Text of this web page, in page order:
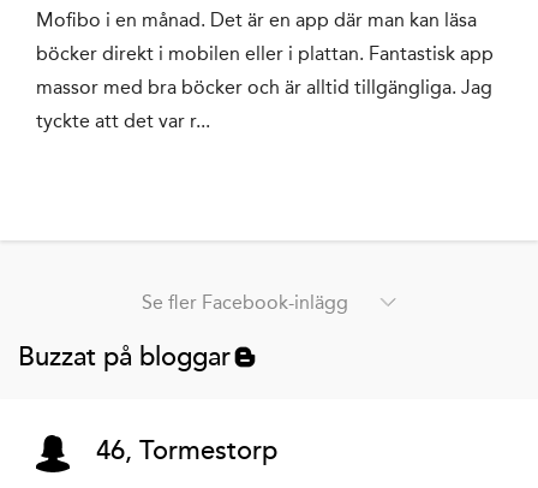
Mofibo i en månad. Det är en app där man kan läsa
böcker direkt i mobilen eller i plattan. Fantastisk app
massor med bra böcker och är alltid tillgängliga. Jag
tyckte att det var r...
Se fler Facebook-inlägg
Buzzat på bloggar
46, Tormestorp